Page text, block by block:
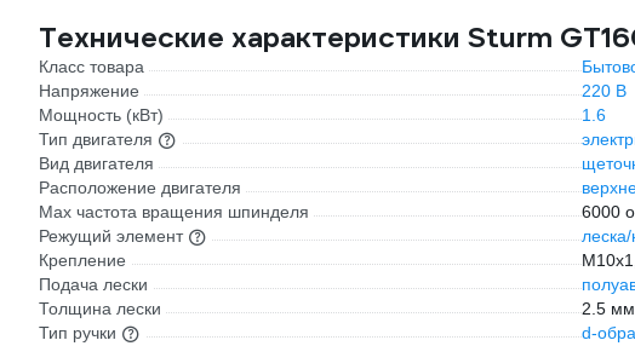
Технические характеристики Sturm
Класс товара
Напряжение
220 В
Мощность (кВт)
1.6
Тип двигателя
Вид двигателя
Расположение двигателя
Max частота вращения шпинделя
6000
Режущий элемент
Крепление
Подача лески
Толщина лески
2.5 мм
Тип ручки
d-